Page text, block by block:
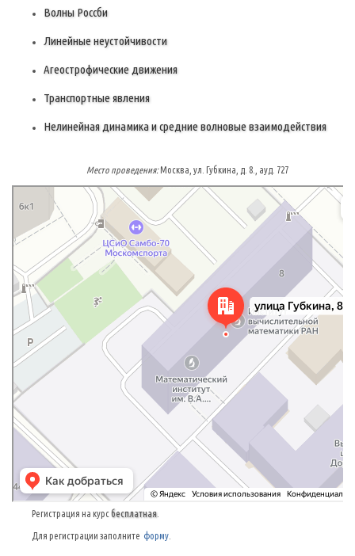
Волны Россби
Линейные неустойчивости
Агеострофические движения
Транспортные явления
Нелинейная динамика и средние волновые взаимодействия
Место проведения:Москва, ул. Губкина, д. 8., ауд. 727
Улица Губкина, 8 — Яндекс.Карты
Регистрация на курсбесплатная
Для регистрации заполните форму